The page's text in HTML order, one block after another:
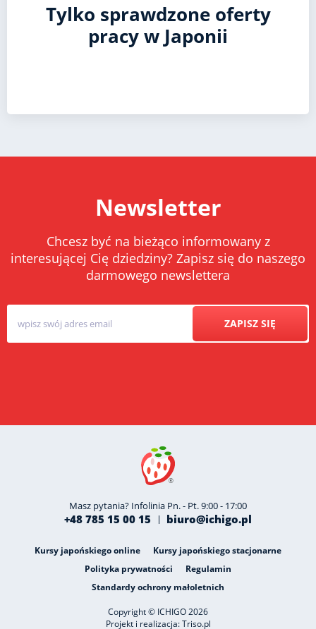
Tylko sprawdzone oferty
pracy w Japonii
Newsletter
Chcesz być na bieżąco informowany z
interesującej Cię dziedziny? Zapisz się do naszego
darmowego newslettera
ZAPISZ SIĘ
Masz pytania? Infolinia Pn. - Pt. 9:00 - 17:00
+48 785 15 00 15 biuro@ichigo.pl
Kursy japońskiego online
Kursy japońskiego stacjonarne
Polityka prywatności
Regulamin
Standardy ochrony małoletnich
Copyright © ICHIGO 2026
Projekt i realizacja:Triso.pl